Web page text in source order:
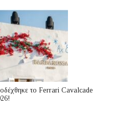
το Ferrari Cavalcade